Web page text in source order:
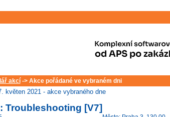
akcí-> Akce pořádané ve vybraném dni
květen 2021 - akce vybraného dne
Troubleshooting [V7]